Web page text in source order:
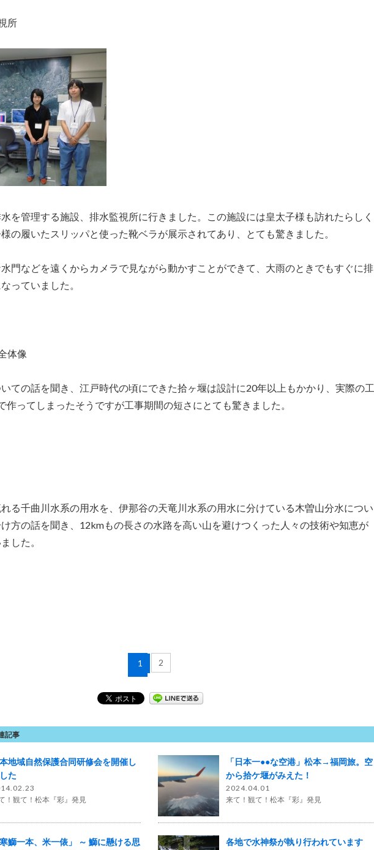
所
を管理する施設、排水監視所に行きました。この施設には皇太子様も訪れたらしく
の履いたスリッパと使った靴ベラが展示されてあり、とても驚きました。
門などを遠くからカメラで見ながら動かすことができて、大雨のときでもすぐに排
っていました。
体像
ての話を聞き、江戸時代の頃にできた拾ヶ堰は設計に20年以上もかかり、実際の工
作ってしまったそうですが工事期間の短さにとても驚きました。
る千曲川水系の用水を、伊那谷の天竜川水系の用水に分けている木曽山分水につい
方の話を聞き、12kmもの長さの水路を高い山を避けつくった人々の技術や知恵が
した。
1 2
記事
地域自然保護合同研修会を開催し
た
！観て！松本『彩』発見
「日本一●●な空港」松本→福岡旅。空
から拾ケ堰がみえた！
2024.04.01
来て！観て！松本『彩』発見
寒鰤一本、米一俵」 ～ 鰤に懸ける思 各地で水神祭が執り行われています